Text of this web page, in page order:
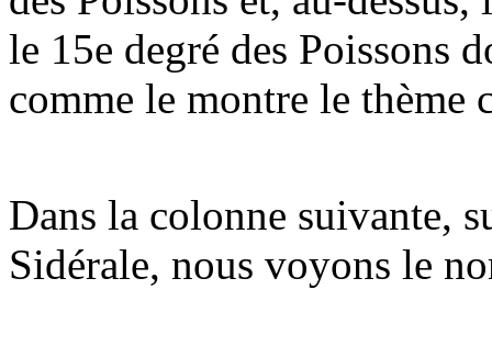
le 15e degré des Poissons
comme le montre le thème
Dans la colonne suivante,
Sidérale, nous voyons le